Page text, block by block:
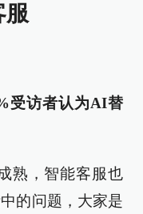
服
受访者认为AI替
熟，智能客服也
的问题，大家是